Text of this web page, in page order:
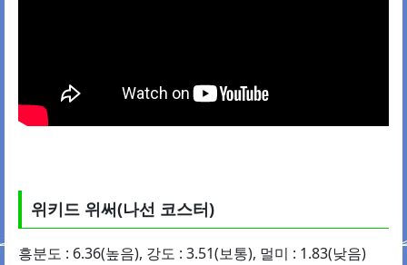
위키드 위써(나선 코스터)
흥분도 : 6.36(높음), 강도 : 3.51(보통), 멀미 : 1.83(낮음)